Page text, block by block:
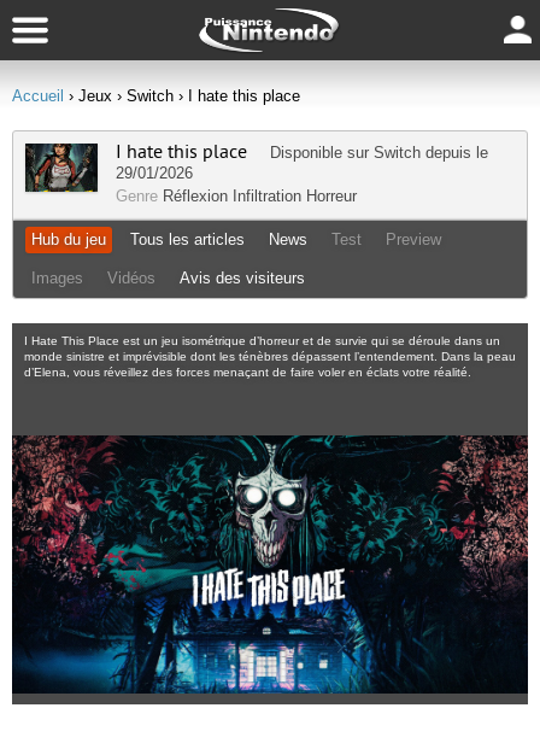
Accueil › Jeux › Switch › I hate this place
I hate this place Disponible sur Switch depuis le
29/01/2026
Genre Réflexion Infiltration Horreur
Hub du jeu Tous les articles News Test Preview
Images Vidéos Avis des visiteurs
I Hate This Place est un jeu isométrique d’horreur et de survie qui se déroule dans un
monde sinistre et imprévisible dont les ténèbres dépassent l’entendement. Dans la peau
d’Elena, vous réveillez des forces menaçant de faire voler en éclats votre réalité.